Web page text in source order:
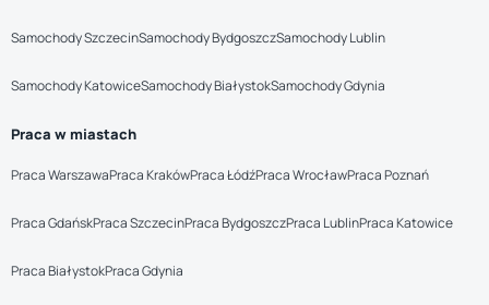
Samochody SzczecinSamochody BydgoszczSamochody Lublin
Samochody KatowiceSamochody BiałystokSamochody Gdynia
Praca w miastach
Praca WarszawaPraca KrakówPraca ŁódźPraca WrocławPraca Poznań
Praca GdańskPraca SzczecinPraca BydgoszczPraca LublinPraca Katowice
Praca BiałystokPraca Gdynia